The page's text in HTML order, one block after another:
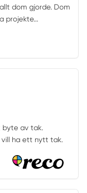
dom gjorde. Dom
projekte...
byte av tak.
vill ha ett nytt tak.